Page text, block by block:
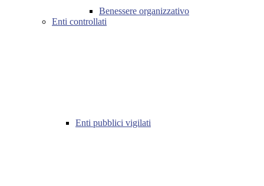
Benessere organizzativo
Enti controllati
Enti pubblici vigilati